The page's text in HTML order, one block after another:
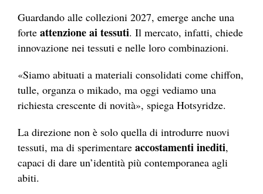
Guardando alle collezioni 2027, emerge anche una
forte attenzione ai tessuti. Il mercato, infatti, chiede
innovazione nei tessuti e nelle loro combinazioni.
«Siamo abituati a materiali consolidati come chiffon,
tulle, organza o mikado, ma oggi vediamo una
richiesta crescente di novità», spiega Hotsyridze.
La direzione non è solo quella di introdurre nuovi
tessuti, ma di sperimentare accostamenti inediti,
capaci di dare un’identità più contemporanea agli
abiti.